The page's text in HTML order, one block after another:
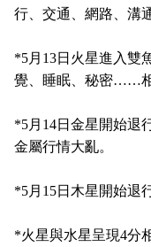
行、交通、網路、溝
*5月 13日火星進入雙
覺、睡眠、秘密……
*5月 14日金星開始退
金屬行情大亂。
*5月 15日木星開始退
*火星與水星呈現4分